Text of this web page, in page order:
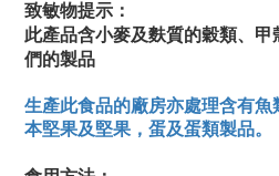
致敏物提示：
此產品含小麥及麩質的穀類、
們的製品
生產此食品的廠房亦處理含有
本堅果及堅果，蛋及蛋類製品。